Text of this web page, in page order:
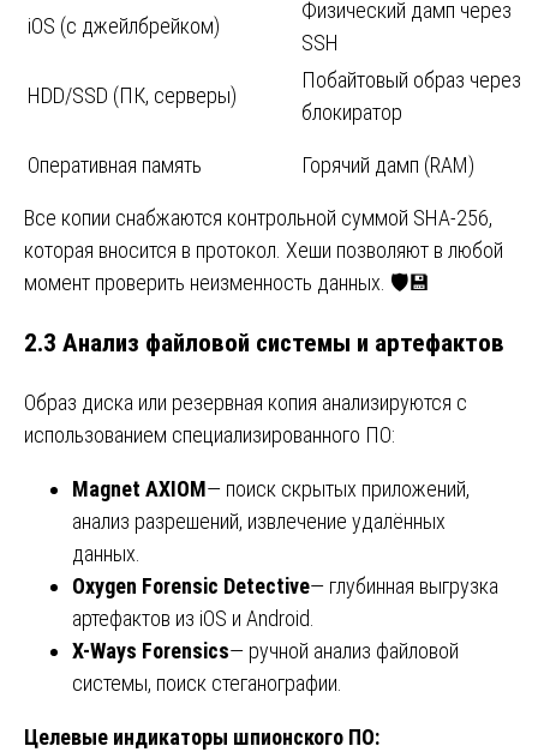
iOS (с джейлбрейком)
Физический дамп через
SSH
HDD/SSD (ПК, серверы)
Побайтовый образ через
блокиратор
Оперативная память Горячий дамп (RAM)
Все копии снабжаются контрольной суммой SHA-256,
которая вносится в протокол. Хеши позволяют в любой
момент проверить неизменность данных. 🛡️💾
2.3 Анализ файловой системы и артефактов
Образ диска или резервная копия анализируются с
использованием специализированного ПО:
Magnet AXIOM— поиск скрытых приложений,
анализ разрешений, извлечение удалённых
данных.
Oxygen Forensic Detective— глубинная выгрузка
артефактов из iOS и Android.
X-Ways Forensics— ручной анализ файловой
системы, поиск стеганографии.
Целевые индикаторы шпионского ПО: